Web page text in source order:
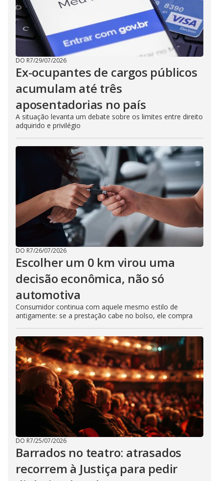
DO R7/29/07/2026
Ex-ocupantes de cargos públicos
acumulam até três
aposentadorias no país
A situação levanta um debate sobre os limites entre direito
adquirido e privilégio
DO R7/26/07/2026
Escolher um 0 km virou uma
decisão econômica, não só
automotiva
Consumidor continua com aquele mesmo estilo de
antigamente: se a prestação cabe no bolso, ele compra
DO R7/25/07/2026
Barrados no teatro: atrasados
recorrem à Justiça para pedir